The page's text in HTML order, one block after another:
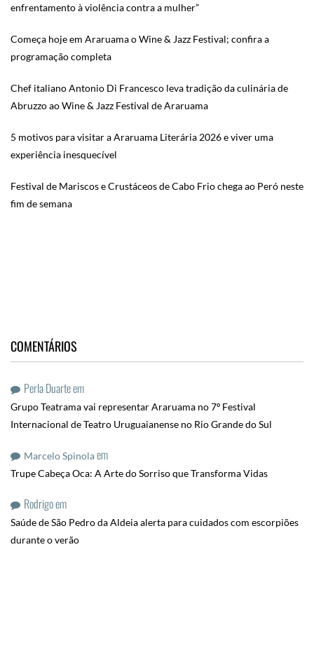
enfrentamento à violência contra a mulher”
Começa hoje em Araruama o Wine & Jazz Festival; confira a
programação completa
Chef italiano Antonio Di Francesco leva tradição da culinária de
Abruzzo ao Wine & Jazz Festival de Araruama
5 motivos para visitar a Araruama Literária 2026 e viver uma
experiência inesquecível
Festival de Mariscos e Crustáceos de Cabo Frio chega ao Peró neste
fim de semana
COMENTÁRIOS
Perla Duarteem
Grupo Teatrama vai representar Araruama no 7º Festival
Internacional de Teatro Uruguaianense no Rio Grande do Sul
Marcelo Spinolaem
Trupe Cabeça Oca: A Arte do Sorriso que Transforma Vidas
Rodrigoem
Saúde de São Pedro da Aldeia alerta para cuidados com escorpiões
durante o verão